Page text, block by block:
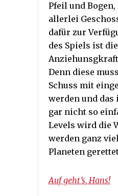
Pfeil und
allerlei
dafür zur
des Spiels ist die
Denn diese
Schuss mit
werden und
gar nicht so
Levels wird die
werden ganz
Planeten
Auf geht’s, Hans!